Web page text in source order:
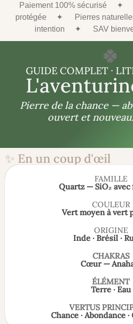
Paiement 100% sécurisé ✦
protégée
✦
Pierres
intention
✦ SAV
🍀
GUIDE COMPLET ·
Pierre de la chance —
ouvert et
✨ En un coup d'œil
FAMILLE
Quartz — SiO₂
COULEUR
Vert moyen à vert
ORIGINE
Inde · Brésil ·
CHAKRAS
Cœur —
ÉLÉMENT
Terre · Eau
VERTUS
Chance · Abondance